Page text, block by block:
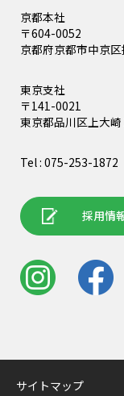
京都本社
〒604-0052
京都府京都市中京
東京支社
〒141-0021
東京都品川区上大崎
Tel : 075-253-1872
採用情
サイトマップ